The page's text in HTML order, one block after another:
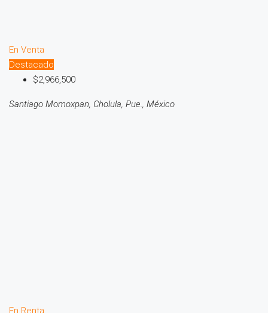
En Venta
Destacado
$2,966,500
Santiago Momoxpan, Cholula, Pue., México
En Renta